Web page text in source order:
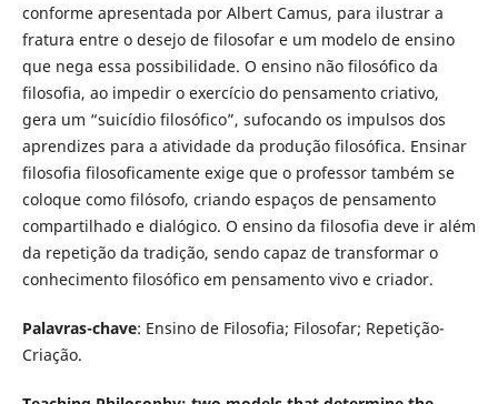
conforme apresentada por Albert Camus, para ilustrar a
fratura entre o desejo de filosofar e um modelo de ensino
que nega essa possibilidade. O ensino não filosófico da
filosofia, ao impedir o exercício do pensamento criativo,
gera um “suicídio filosófico”, sufocando os impulsos dos
aprendizes para a atividade da produção filosófica. Ensinar
filosofia filosoficamente exige que o professor também se
coloque como filósofo, criando espaços de pensamento
compartilhado e dialógico. O ensino da filosofia deve ir além
da repetição da tradição, sendo capaz de transformar o
conhecimento filosófico em pensamento vivo e criador.
Palavras-chave: Ensino de Filosofia; Filosofar; Repetição-
Criação.